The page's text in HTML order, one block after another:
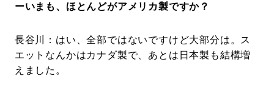
ーいまも、ほとんどがアメリカ製ですか？
長谷川：はい、全部ではないですけど大部分は。ス
エットなんかはカナダ製で、あとは日本製も結構増
えました。